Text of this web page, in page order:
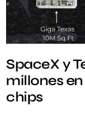
SpaceX y
millones
chips